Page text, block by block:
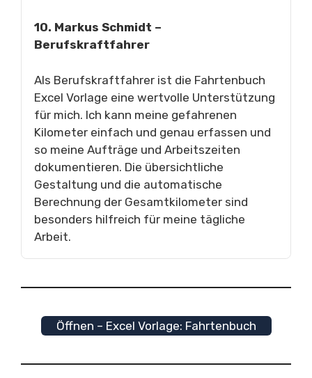
10. Markus Schmidt –
Berufskraftfahrer
Als Berufskraftfahrer ist die Fahrtenbuch
Excel Vorlage eine wertvolle Unterstützung
für mich. Ich kann meine gefahrenen
Kilometer einfach und genau erfassen und
so meine Aufträge und Arbeitszeiten
dokumentieren. Die übersichtliche
Gestaltung und die automatische
Berechnung der Gesamtkilometer sind
besonders hilfreich für meine tägliche
Arbeit.
Öffnen – Excel Vorlage: Fahrtenbuch